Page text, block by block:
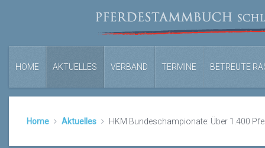
HOME AKTUELLES VERBAND TERMINE BETREUTE
Home Aktuelles HKM Bundeschampionate: Über 1.400